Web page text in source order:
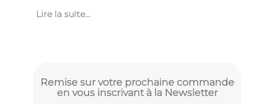
Lire la suite...
Remise sur votre prochaine commande
en vous inscrivant à la Newsletter